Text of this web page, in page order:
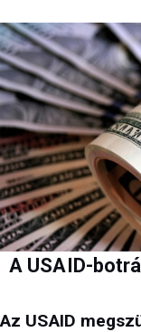
A USAID-
Az USAID